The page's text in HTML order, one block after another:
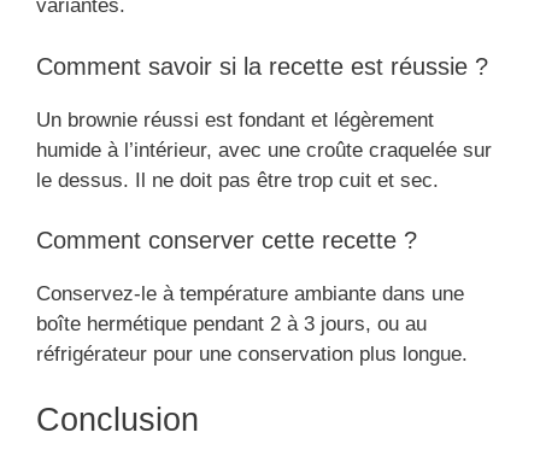
variantes.
Comment savoir si la recette est réussie ?
Un brownie réussi est fondant et légèrement
humide à l’intérieur, avec une croûte craquelée sur
le dessus. Il ne doit pas être trop cuit et sec.
Comment conserver cette recette ?
Conservez-le à température ambiante dans une
boîte hermétique pendant 2 à 3 jours, ou au
réfrigérateur pour une conservation plus longue.
Conclusion